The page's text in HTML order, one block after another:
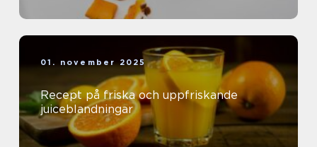
01. november 2025
Recept på friska och uppfriskande
juiceblandningar